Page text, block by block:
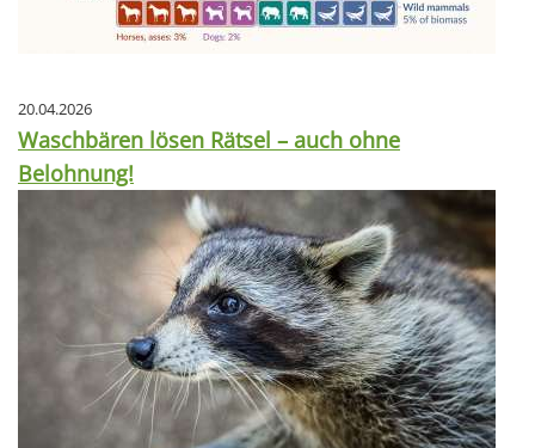
20.04.2026
Waschbären lösen Rätsel – auch ohne
Belohnung!